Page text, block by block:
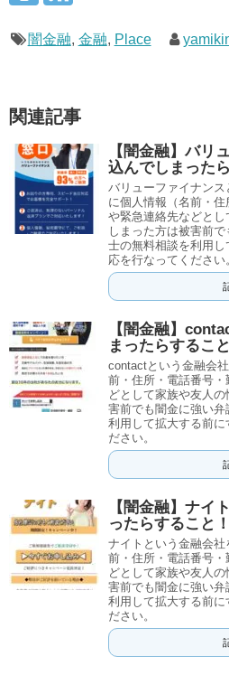
闇金融, 金融, Place
関連記事
【闇金融】バリ
込んでしまった
バリューファイナン
に個人情報（名前・住
や緊急連絡先などと
しまった方は被害前
士の無料相談を利用
応を行なってください
【闇金融】
まったらすること
contactという金融会
前・住所・電話番号
どとして家族や友人
害前でも闇金に強い
利用して拡大する前に
ださい。
【闇金融】ナイ
ったらすること！
ナイトという金融会
前・住所・電話番号
どとして家族や友人
害前でも闇金に強い
利用して拡大する前に
ださい。